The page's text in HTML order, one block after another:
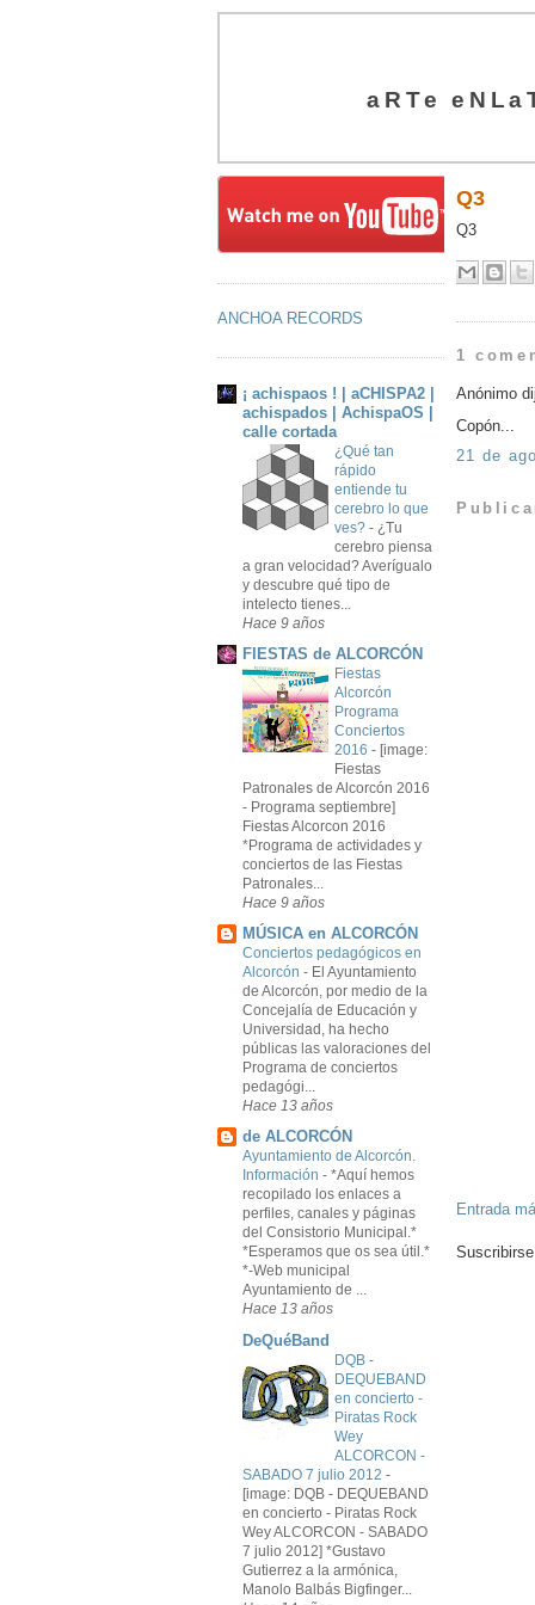
aRTe
ANCHOA RECORDS
¡ achispaos ! | aCHISPA2 |
achispados | AchispaOS |
calle cortada
¿Qué tan
rápido
entiende tu
cerebro lo que
ves? - ¿Tu
cerebro piensa
a gran velocidad? Averígualo
y descubre qué tipo de
intelecto tienes...
Hace 9 años
FIESTAS de ALCORCÓN
Fiestas
Alcorcón
Programa
Conciertos
2016 - [image:
Fiestas
Patronales de Alcorcón 2016
- Programa septiembre]
Fiestas Alcorcon 2016
*Programa de actividades y
conciertos de las Fiestas
Patronales...
Hace 9 años
MÚSICA en ALCORCÓN
Conciertos pedagógicos en
Alcorcón - El Ayuntamiento
de Alcorcón, por medio de la
Concejalía de Educación y
Universidad, ha hecho
públicas las valoraciones del
Programa de conciertos
pedagógi...
Hace 13 años
de ALCORCÓN
Ayuntamiento de Alcorcón.
Información - *Aquí hemos
recopilado los enlaces a
perfiles, canales y páginas
del Consistorio Municipal.*
*Esperamos que os sea útil.*
*-Web municipal
Ayuntamiento de ...
Hace 13 años
DeQuéBand
DQB -
DEQUEBAND
en concierto -
Piratas Rock
Wey
ALCORCON -
SABADO 7 julio 2012 -
[image: DQB - DEQUEBAND
en concierto - Piratas Rock
Wey ALCORCON - SABADO
7 julio 2012] *Gustavo
Gutierrez a la armónica,
Manolo Balbás Bigfinger...
Q3
Q3
1
Anónimo
Copón...
21 de
Entrada